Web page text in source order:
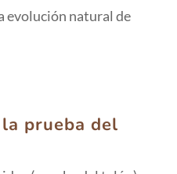
evolución natural de
prueba del